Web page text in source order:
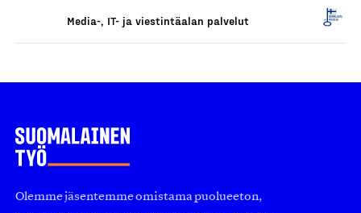
Media-, IT- ja viestintäalan palvelut
Olemme jäsentemme omistama puolueeton,